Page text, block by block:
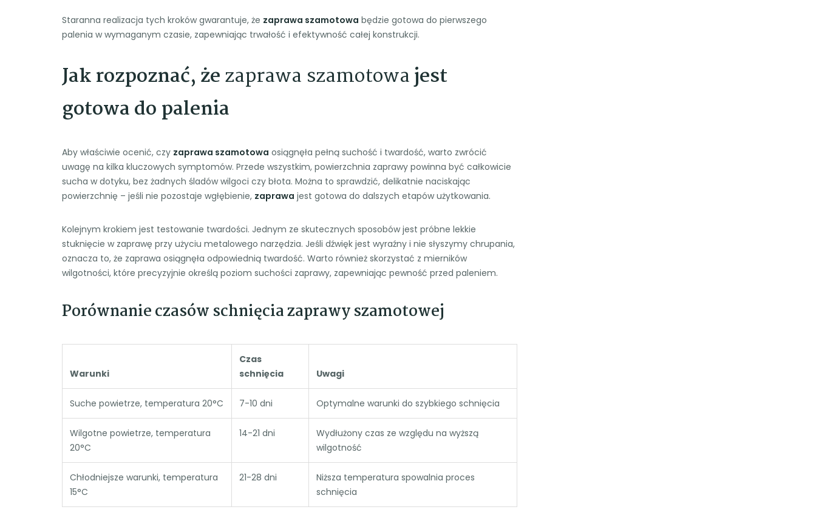
Staranna realizacja tych kroków gwarantuje, że zaprawa szamotowa będzie gotowa do pierwszego
palenia w wymaganym czasie, zapewniając trwałość i efektywność całej konstrukcji.
Jak rozpoznać, żezaprawa szamotowajest
gotowa do palenia
Aby właściwie ocenić, czy zaprawa szamotowa osiągnęła pełną suchość i twardość, warto zwrócić
uwagę na kilka kluczowych symptomów. Przede wszystkim, powierzchnia zaprawy powinna być całkowicie
sucha w dotyku, bez żadnych śladów wilgoci czy błota. Można to sprawdzić, delikatnie naciskając
powierzchnię – jeśli nie pozostaje wgłębienie, zaprawa jest gotowa do dalszych etapów użytkowania.
Kolejnym krokiem jest testowanie twardości. Jednym ze skutecznych sposobów jest próbne lekkie
stuknięcie w zaprawę przy użyciu metalowego narzędzia. Jeśli dźwięk jest wyraźny i nie słyszymy chrupania,
oznacza to, że zaprawa osiągnęła odpowiednią twardość. Warto również skorzystać z mierników
wilgotności, które precyzyjnie określą poziom suchości zaprawy, zapewniając pewność przed paleniem.
Porównanie czasów schnięcia zaprawy szamotowej
Warunki
Czas
schnięcia
Uwagi
Suche powietrze, temperatura 20°C 7-10 dni Optymalne warunki do szybkiego schnięcia
Wilgotne powietrze, temperatura
20°C
14-21 dni
Wydłużony czas ze względu na wyższą
wilgotność
Chłodniejsze warunki, temperatura
15°C
21-28 dni
Niższa temperatura spowalnia proces
schnięcia